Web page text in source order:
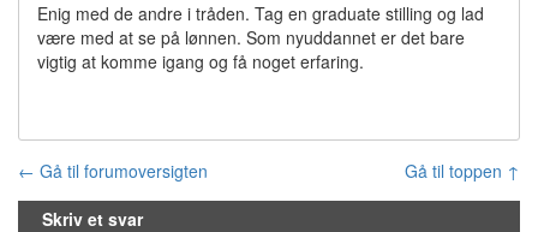
Enig med de andre i tråden. Tag en graduate stilling og lad
være med at se på lønnen. Som nyuddannet er det bare
vigtig at komme igang og få noget erfaring.
← Gå til forumoversigten
Gå til toppen ↑
Skriv et svar